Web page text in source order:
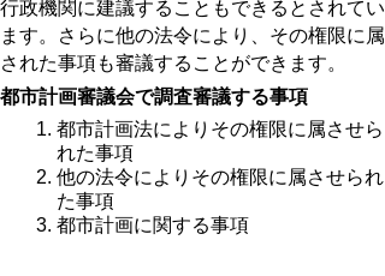
行政機関に建議することもできるとされてい
ます。さらに他の法令により、その権限に属
された事項も審議することができます。
都市計画審議会で調査審議する事項
都市計画法によりその権限に属させら
れた事項
他の法令によりその権限に属させられ
た事項
都市計画に関する事項